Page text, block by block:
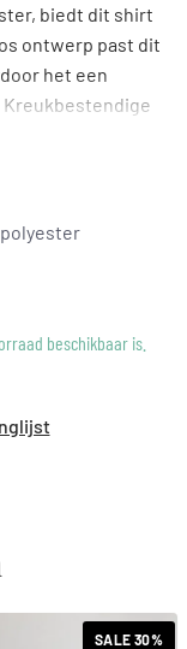
biedt dit shirt
ontwerp past dit
het een
Kreukbestendige
Dit shirt
beschikbaar is.
SALE 30%